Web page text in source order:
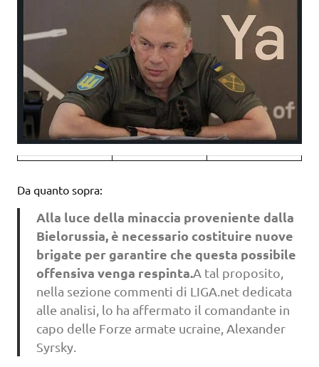
Da quanto sopra:
Alla luce della minaccia proveniente dalla
Bielorussia, è necessario costituire nuove
brigate per garantire che questa possibile
offensiva venga respinta.A tal proposito,
nella sezione commenti di LIGA.net dedicata
alle analisi, lo ha affermato il comandante in
capo delle Forze armate ucraine, Alexander
Syrsky.